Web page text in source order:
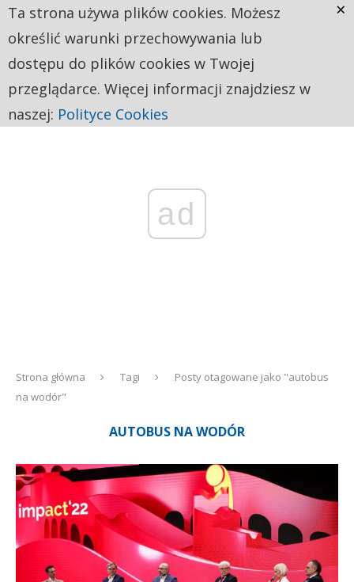
ad
Strona główna Tagi
Posty otagowane jako "autobus
na wodór"
AUTOBUS NA WODÓR
Ta strona używa plików cookies. Możesz
określić warunki przechowywania lub
dostępu do plików cookies w Twojej
przeglądarce. Więcej informacji znajdziesz w
naszej: Polityce Cookies
×